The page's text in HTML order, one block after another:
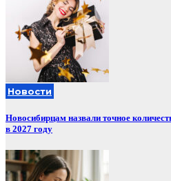
Новости
Новосибирцам назвали точное
в 2027 году